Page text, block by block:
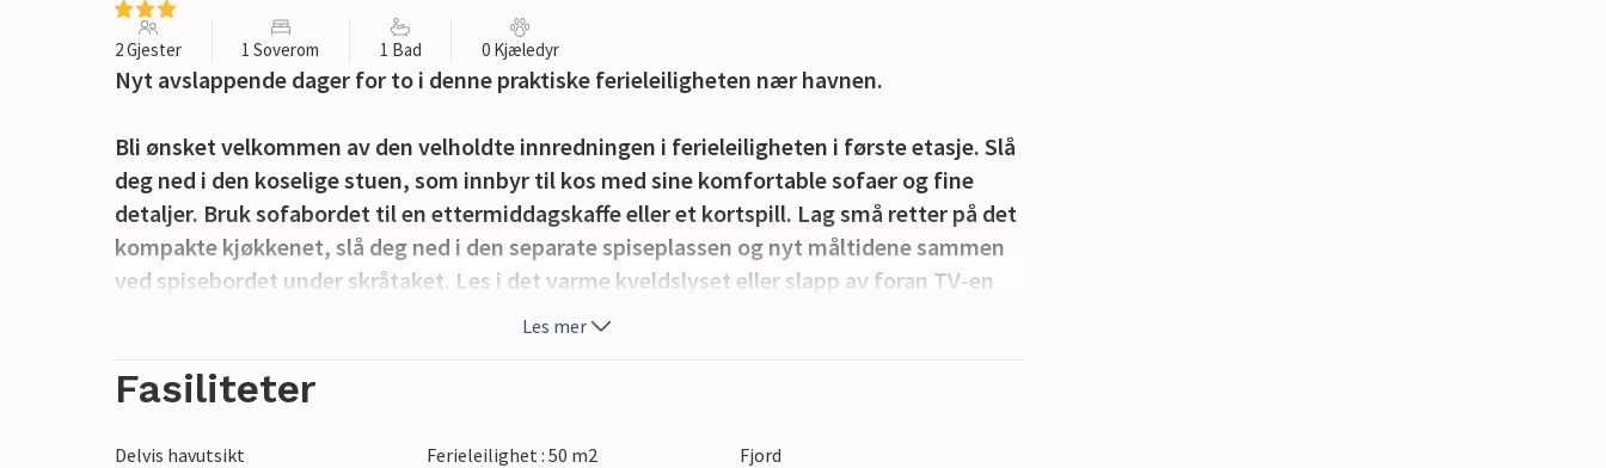
2 Gjester 1 Soverom 1 Bad 0 Kjæledyr
Nyt avslappende dager for to i denne praktiske ferieleiligheten nær havnen.
Bli ønsket velkommen av den velholdte innredningen i ferieleiligheten i første etasje. Slå
deg ned i den koselige stuen, som innbyr til kos med sine komfortable sofaer og fine
detaljer. Bruk sofabordet til en ettermiddagskaffe eller et kortspill. Lag små retter på det
kompakte kjøkkenet, slå deg ned i den separate spiseplassen og nyt måltidene sammen
ved spisebordet under skråtaket. Les i det varme kveldslyset eller slapp av foran TV-en
Gå ut på balkongen og nyt utsikten over takene og bygningene i nabolaget. Bruk det lille
fredelig atmosfære mens bylivet under deg sakte stilner av.
Les mer
Fasiliteter
Delvis havutsikt Ferieleilighet : 50 m2
Fjord